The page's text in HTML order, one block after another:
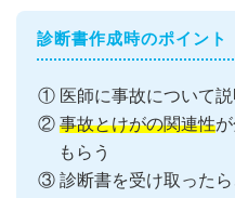
診断書作成時のポイント
① 医師に事故について説
② 事故とけがの関連性
もらう
③ 診断書を受け取ったら